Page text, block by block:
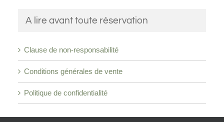
A lire avant toute réservation
Clause de non-responsabilité
Conditions générales de vente
Politique de confidentialité